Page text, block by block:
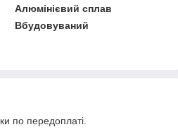
Алюмінієвий сплав
Вбудовуваний
по передоплаті.